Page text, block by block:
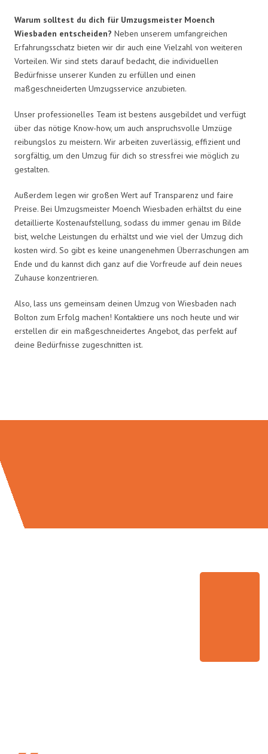
Warum solltest du dich für Umzugsmeister Moench
Wiesbaden entscheiden? Neben unserem umfangreichen
Erfahrungsschatz bieten wir dir auch eine Vielzahl von weiteren
Vorteilen. Wir sind stets darauf bedacht, die individuellen
Bedürfnisse unserer Kunden zu erfüllen und einen
maßgeschneiderten Umzugsservice anzubieten.
Unser professionelles Team ist bestens ausgebildet und verfügt
über das nötige Know-how, um auch anspruchsvolle Umzüge
reibungslos zu meistern. Wir arbeiten zuverlässig, effizient und
sorgfältig, um den Umzug für dich so stressfrei wie möglich zu
gestalten.
Außerdem legen wir großen Wert auf Transparenz und faire
Preise. Bei Umzugsmeister Moench Wiesbaden erhältst du eine
detaillierte Kostenaufstellung, sodass du immer genau im Bilde
bist, welche Leistungen du erhältst und wie viel der Umzug dich
kosten wird. So gibt es keine unangenehmen Überraschungen am
Ende und du kannst dich ganz auf die Vorfreude auf dein neues
Zuhause konzentrieren.
Also, lass uns gemeinsam deinen Umzug von Wiesbaden nach
Bolton zum Erfolg machen! Kontaktiere uns noch heute und wir
erstellen dir ein maßgeschneidertes Angebot, das perfekt auf
deine Bedürfnisse zugeschnitten ist.